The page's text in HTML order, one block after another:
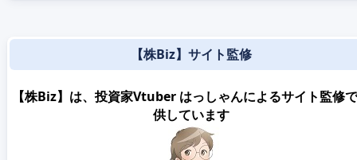
【株Biz】サイト監修
【株Biz】は、投資家Vtuber はっしゃんによるサイト監修
供しています